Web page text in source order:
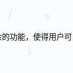
功能，使得用户